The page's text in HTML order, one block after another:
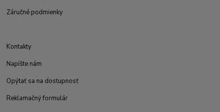
Záručné podmienky
Kontakty
Napíšte nám
Opýtať sa na dostupnosť
Reklamačný formulár